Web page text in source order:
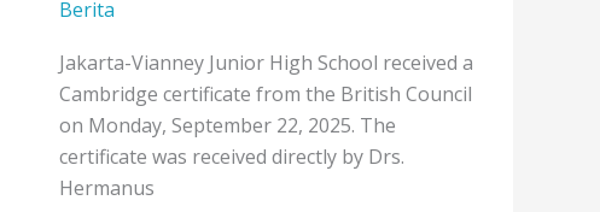
Berita
Jakarta-Vianney Junior High School received a
Cambridge certificate from the British Council
on Monday, September 22, 2025. The
certificate was received directly by Drs.
Hermanus